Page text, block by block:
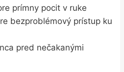
prímny pocit v ruke
bezproblémový prístup ku
pred nečakanými